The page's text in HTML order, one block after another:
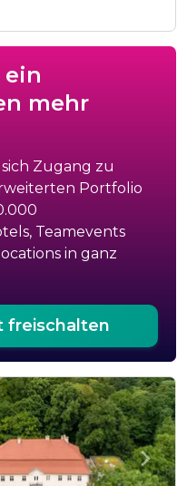
ein
mehr
Zugang zu
Portfolio
Teamevents
in ganz
freischalten